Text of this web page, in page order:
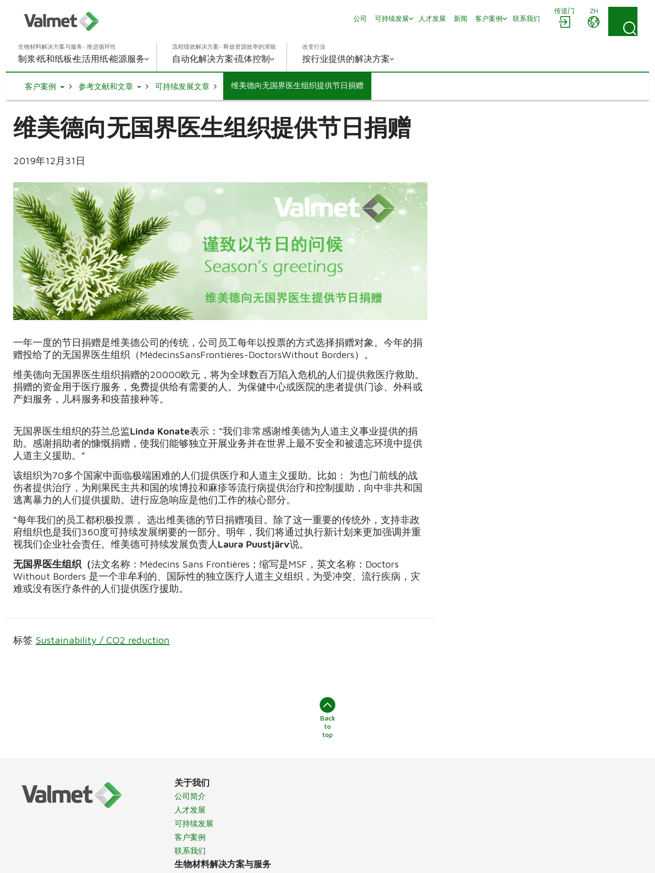
传送门
ZH
公司
可持续发展 人才发展 新闻 客户案例 联系我们
生物材料解决方案与服务- 推进循环性
制浆 纸和纸板 生活用纸能源服务
流程绩效解决方案- 释放资源效率的潜能
自动化解决方案流体控制
改变行业
按行业提供的解决方案
客户案例 Toggle Dropdown
参考文献和文章Toggle Dropdown
可持续发展文章 维美德向无国界医生组织提供节日捐赠
维美德向无国界医生组织提供节日捐赠
2019年12月31日
一年一度的节日捐赠是维美德公司的传统，公司员工每年以投票的方式选择捐赠对象。今年的捐
赠投给了的无国界医生组织（MédecinsSansFrontières-DoctorsWithout Borders）。
维美德向无国界医生组织捐赠的20000欧元，将为全球数百万陷入危机的人们提供救医疗救助。
捐赠的资金用于医疗服务，免费提供给有需要的人。为保健中心或医院的患者提供门诊、外科或
产妇服务，儿科服务和疫苗接种等。
无国界医生组织的芬兰总监Linda Konate表示：“我们非常感谢维美德为人道主义事业提供的捐
助。感谢捐助者的慷慨捐赠，使我们能够独立开展业务并在世界上最不安全和被遗忘环境中提供
人道主义援助。”
该组织为70多个国家中面临极端困难的人们提供医疗和人道主义援助。比如： 为也门前线的战
伤者提供治疗，为刚果民主共和国的埃博拉和麻疹等流行病提供治疗和控制援助，向中非共和国
逃离暴力的人们提供援助。进行应急响应是他们工作的核心部分。
“每年我们的员工都积极投票， 选出维美德的节日捐赠项目。除了这一重要的传统外，支持非政
府组织也是我们360度可持续发展纲要的一部分。明年，我们将通过执行新计划来更加强调并重
视我们企业社会责任。维美德可持续发展负责人 Laura Puustjärv说。
无国界医生组织（法文名称：Médecins Sans Frontières；缩写是MSF，英文名称：Doctors
Without Borders 是一个非牟利的、国际性的独立医疗人道主义组织，为受冲突、流行疾病，灾
难或没有医疗条件的人们提供医疗援助。
标签 Sustainability / CO2 reduction
Back
to
top
关于我们
公司简介
人才发展
可持续发展
客户案例
联系我们
生物材料解决方案与服务